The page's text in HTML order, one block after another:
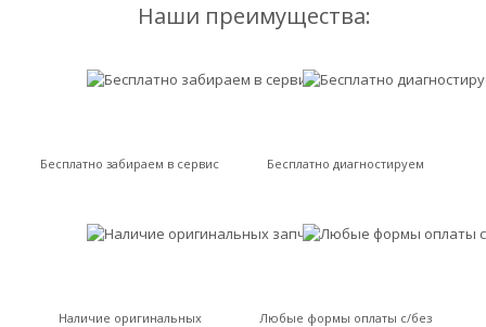
Наши преимущества:
Бесплатно забираем в сервис Бесплатно диагностируем
Наличие оригинальных
Любые формы оплаты с/без